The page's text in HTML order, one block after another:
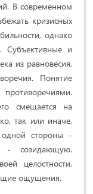
В современном
кризисных
однако
Субъективные и
из равновесия,
Понятие
смещается на
так или иначе,
стороны -
- созидающую.
целостности,
ощущения.